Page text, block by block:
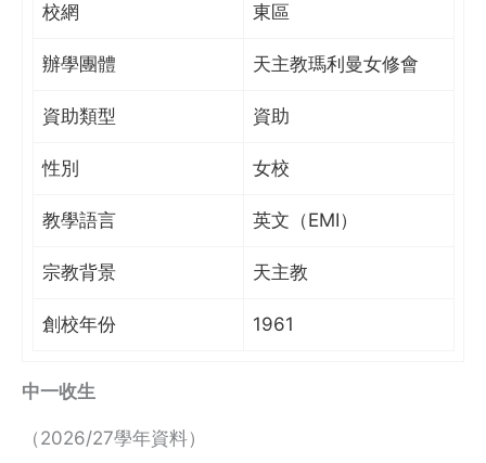
校網 東區
辦學團體 天主教瑪利曼女修會
資助類型 資助
性別 女校
教學語言 英文（EMI）
宗教背景 天主教
創校年份 1961
中一收生
（2026/27學年資料）